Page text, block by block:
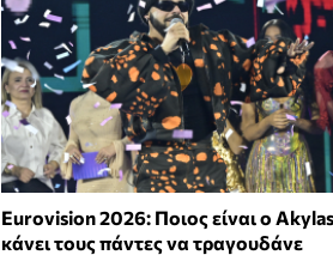
Eurovision 2026: Ποιος είναι ο
κάνει τους πάντες να τραγουδάνε